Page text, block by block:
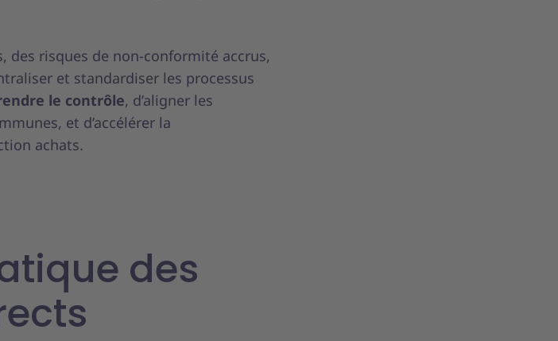
des risques de non-conformité accrus,
et standardiser les processus
le contrôle, d’aligner les
et d’accélérer la
achats.
des